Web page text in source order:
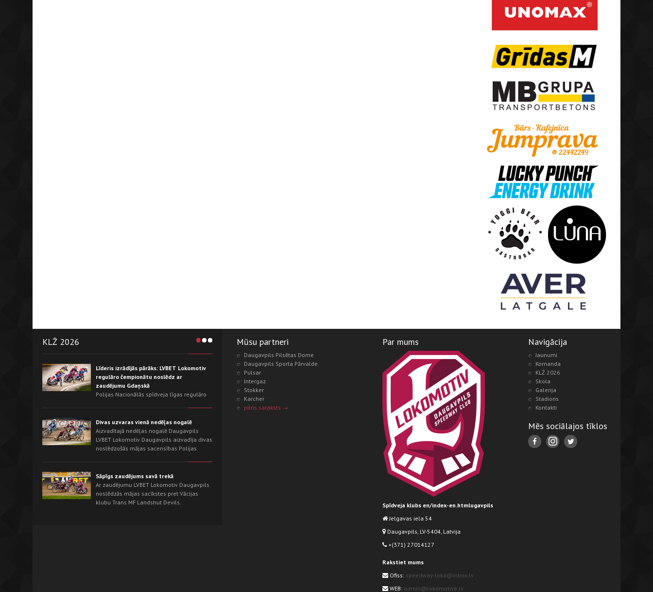
KLŻ 2026
Līderis izrādījās pārāks: LVBET Lokomotiv
regulāro čempionātu noslēdz ar
zaudējumu Gdaņskā
Polijas Nacionālās spīdveja līgas regulāro
sezonas līderi - Wybrzeże Gdańsk. Gdaņskas
trekā mājinieki jau no pirmajiem
braucieniem pārņēma iniciatīvu un izcīnīja
uzvaru ar rezultātu 54:36.
Divas uzvaras vienā nedēļas nogalē
Aizvadītajā nedēļas nogalē Daugavpils
LVBET Lokomotiv Daugavpils aizvadīja divas
noslēdzošās mājas sacensības Polijas
vispirms neticami saspringtā cīņā izrāva
uzvaru pār OK Kolejarz Opole ar rezultātu
46:44, bet nākamajā dienā pārliecinoši
pārspēja Śląsk Świętochłowice - 62:26.
Sāpīgs zaudējums savā trekā
Ar zaudējumu LVBET Lokomotiv Daugavpils
noslēdzās mājas sacīkstes pret Vācijas
klubu Trans MF Landshut Devils.
Mūsu partneri
Daugavpils Pilsētas Dome
Daugavpils Sporta Pārvalde
Pulsar
Intergaz
Stokker
Karcher
pilns saraksts →
Par mums
Spīdveja klubs en/index-en.htmlugavpils
Jelgavas iela 54
Daugavpils, LV-5404, Latvija
+(371) 27014127
Rakstiet mums
Ofiss: speedway-loko@inbox.lv
WEB: admin@lokomotive.lv
Navigācija
Jaunumi
Komanda
KLŻ 2026
Skola
Galerija
Stadions
Kontakti
Mēs sociālajos tīklos